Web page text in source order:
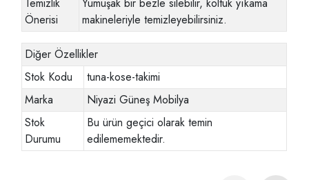
Önerisi
makineleriyle temizleyebilirsiniz.
Diğer Özellikler
Stok Kodu
tuna-kose-takimi
Marka
Niyazi Güneş Mobilya
Stok
Durumu
Bu ürün geçici olarak temin
edilememektedir.